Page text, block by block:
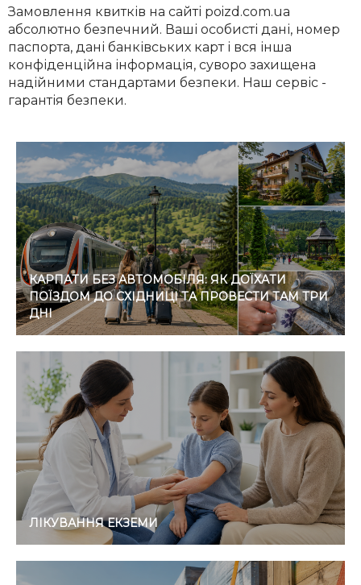
Замовлення квитків на сайті poizd.com.ua
абсолютно безпечний. Ваші особисті дані, номер
паспорта, дані банківських карт і вся інша
конфіденційна інформація, суворо захищена
надійними стандартами безпеки. Наш сервіс -
гарантія безпеки.
КАРПАТИ БЕЗ АВТОМОБІЛЯ: ЯК ДОЇХАТИ
ПОЇЗДОМ ДО СХІДНИЦІ ТА ПРОВЕСТИ ТАМ ТРИ
ДНІ
ЛІКУВАННЯ ЕКЗЕМИ